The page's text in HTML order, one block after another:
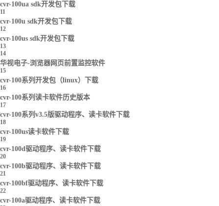
cvr-100ua sdk开发包下载
11
cvr-100u sdk开发包下载
12
cvr-100us sdk开发包下载
13
14
华视电子-浏览器网页前置监控软件
15
cvr-100系列开发包（linux）下载
16
cvr-100系列读卡软件历史版本
17
cvr-100系列v3.5版驱动程序、读卡软件下载
18
cvr-100us读卡软件下载
19
cvr-100d驱动程序、读卡软件下载
20
cvr-100b驱动程序、读卡软件下载
21
cvr-100bf驱动程序、读卡软件下载
22
cvr-100a驱动程序、读卡软件下载